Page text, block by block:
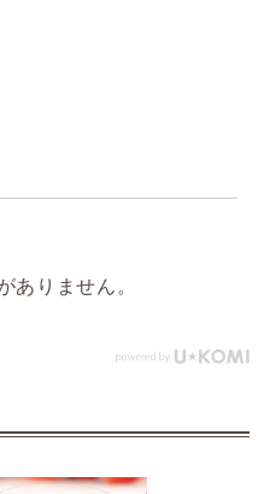
ありません。